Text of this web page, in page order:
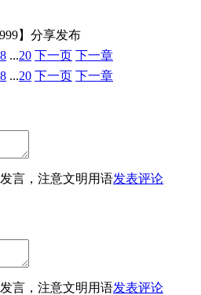
】分享发布
8 ...20 下一页 下一章
8 ...20 下一页 下一章
言，注意文明用语发表评论
言，注意文明用语发表评论